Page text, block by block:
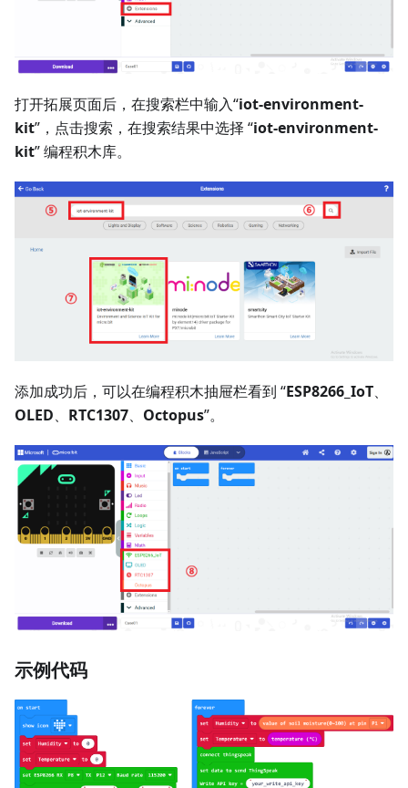
打开拓展页面后，在搜索栏中输入“iot-environment-
kit”，点击搜索，在搜索结果中选择 “iot-environment-
kit” 编程积木库。
添加成功后，可以在编程积木抽屉栏看到 “ESP8266_IoT、
OLED、 RTC1307、 Octopus”。
示例代码